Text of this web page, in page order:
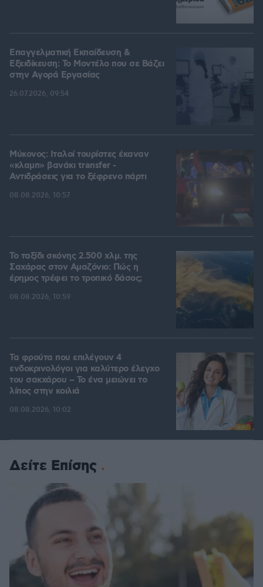
Επαγγελματική Εκπαίδευση &
Εξειδίκευση: Το Mοντέλο που σε Bάζει
στην Aγορά Eργασίας
26.07.2026, 09:54
Μύκονος: Ιταλοί τουρίστες έκαναν
«κλαμπ» βανάκι transfer -
Αντιδράσεις για το ξέφρενο πάρτι
08.08.2026, 10:57
Το ταξίδι σκόνης 2.500 χλμ. της
Σαχάρας στον Αμαζόνιο: Πώς η
έρημος τρέφει το τροπικό δάσος;
08.08.2026, 10:59
Τα φρούτα που επιλέγουν 4
ενδοκρινολόγοι για καλύτερο έλεγχο
του σακχάρου – Το ένα μειώνει το
λίπος στην κοιλιά
08.08.2026, 10:02
Δείτε Επίσης